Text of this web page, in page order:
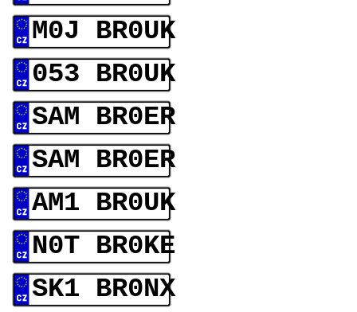
M0J BR0UK
053 BR0UK
SAM BR0ER
SAM BR0ER
AM1 BR0UK
N0T BR0KE
SK1 BR0NX